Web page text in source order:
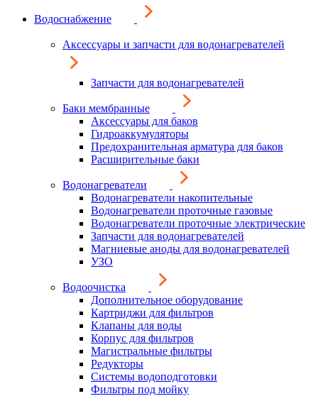
Водоснабжение
Аксессуары и запчасти для водонагревателей
Запчасти для водонагревателей
Баки мембранные
Аксессуары для баков
Гидроаккумуляторы
Предохранительная арматура для баков
Расширительные баки
Водонагреватели
Водонагреватели накопительные
Водонагреватели проточные газовые
Водонагреватели проточные электрические
Запчасти для водонагревателей
Магниевые аноды для водонагревателей
УЗО
Водоочистка
Дополнительное оборудование
Картриджи для фильтров
Клапаны для воды
Корпус для фильтров
Магистральные фильтры
Редукторы
Системы водоподготовки
Фильтры под мойку